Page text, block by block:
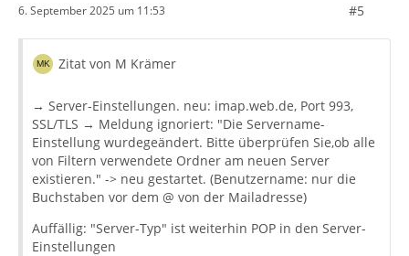
6. September 2025 um 11:53 #5
Zitat von M Krämer
→ Server-Einstellungen. neu: imap.web.de, Port 993,
SSL/TLS → Meldung ignoriert: "Die Servername-
Einstellung wurdegeändert. Bitte überprüfen Sie,ob alle
von Filtern verwendete Ordner am neuen Server
existieren." -> neu gestartet. (Benutzername: nur die
Buchstaben vor dem @ von der Mailadresse)
Auffällig: "Server-Typ" ist weiterhin POP in den Server-
Einstellungen